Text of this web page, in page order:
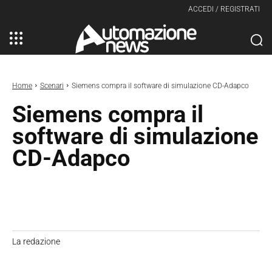
ACCEDI / REGISTRATI
Home Scenari Siemens compra il software di simulazione CD-Adapco
Siemens compra il
software di simulazione
CD-Adapco
La redazione